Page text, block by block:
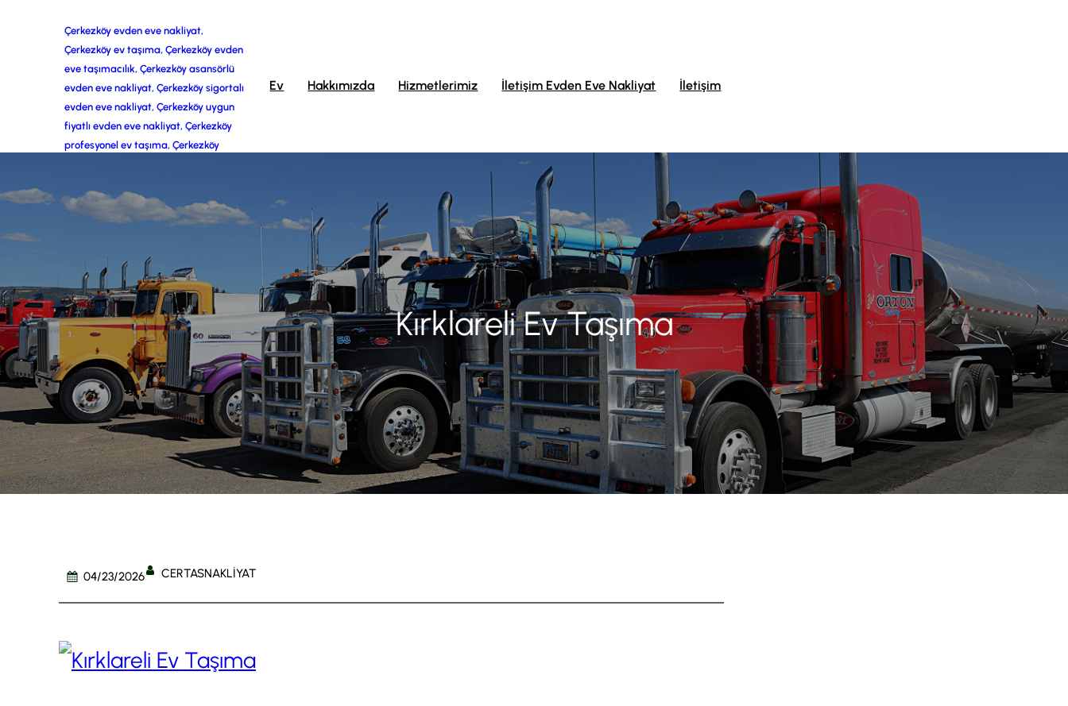
İçeriğeÇerkezköy evden eve nakliyat,
Çerkezköy ev taşıma, Çerkezköy evden
eve taşımacılık, Çerkezköy asansörlü
evden eve nakliyat, Çerkezköy sigortalı
evden eve nakliyat, Çerkezköy uygun
fiyatlı evden eve nakliyat, Çerkezköy
profesyonel ev taşıma, Çerkezköy
Ev Hakkımızda Hizmetlerimiz İletişim Evden Eve Nakliyat İletişim
Kırklareli Ev Taşıma
04/23/2026 CERTASNAKLIYAT